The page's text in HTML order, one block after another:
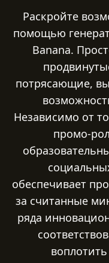
Раскройте
помощью
Banana.
потрясающие,
Независимо от
промо-
обеспечивает
за считанные
ряда